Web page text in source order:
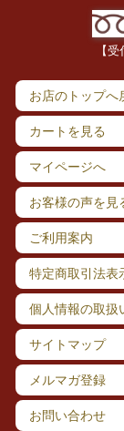
【
お店のトップへ
カートを見る
マイページへ
お客様の声を見
ご利用案内
特定商取引法表
個人情報の取扱
サイトマップ
メルマガ登録
お問い合わせ